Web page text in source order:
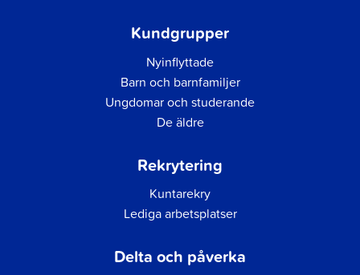
Kundgrupper
Nyinflyttade
Barn och barnfamiljer
Ungdomar och studerande
De äldre
Rekrytering
Kuntarekry
Lediga arbetsplatser
Delta och påverka